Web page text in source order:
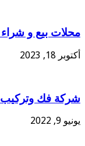
محلات بيع و شراء
أكتوبر 18, 2023
شركة فك وتركيب
يونيو 9, 2022